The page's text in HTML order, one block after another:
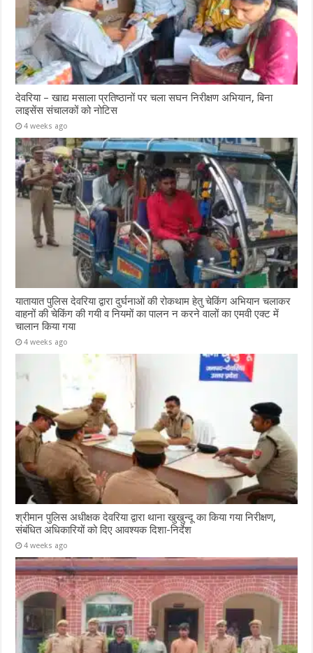
देवरिया – खाद्य मसाला प्रतिष्ठानों पर चला सघन निरीक्षण अभियान, बिना
लाइसेंस संचालकों को नोटिस
4 weeks ago
यातायात पुलिस देवरिया द्वारा दुर्घनाओं की रोकथाम हेतु चेकिंग अभियान चलाकर
वाहनों की चेकिंग की गयी व नियमों का पालन न करने वालों का एमवी एक्ट में
चालान किया गया
4 weeks ago
श्रीमान पुलिस अधीक्षक देवरिया द्वारा थाना खुखुन्दू का किया गया निरीक्षण,
संबंधित अधिकारियों को दिए आवश्यक दिशा-निर्देश
4 weeks ago